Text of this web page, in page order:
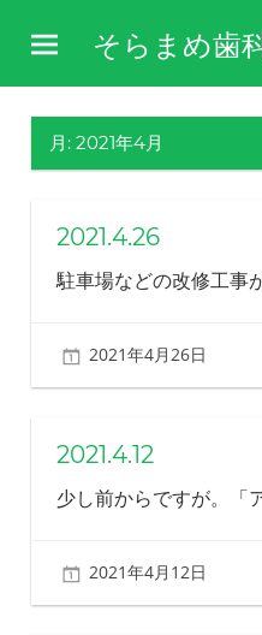
テ
そらまめ歯
や
理
し、
の
活
支
歯
科
月: 2021年4月
2021.4.26
駐車場などの改修工事
2021年4月26日
2021.4.12
少し前からですが。「
2021年4月12日